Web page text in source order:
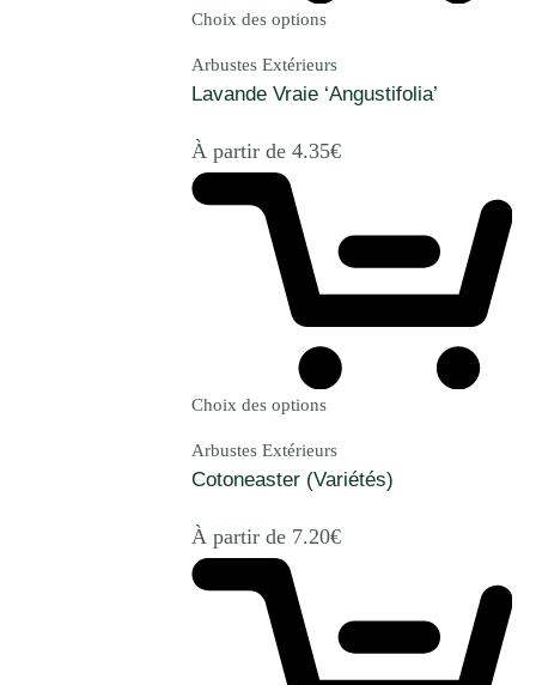
Choix des options
Arbustes Extérieurs
Lavande Vraie ‘Angustifolia’
À partir de 4.35€
Choix des options
Arbustes Extérieurs
Cotoneaster (Variétés)
À partir de 7.20€